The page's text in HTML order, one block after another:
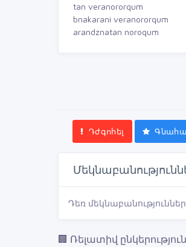
tan veranororqum
bnakarani veranororqum
arandznatan noroqum
Դժգոհել
Դեռ մեկնաբանություններ
🏢 Ռելատիվ